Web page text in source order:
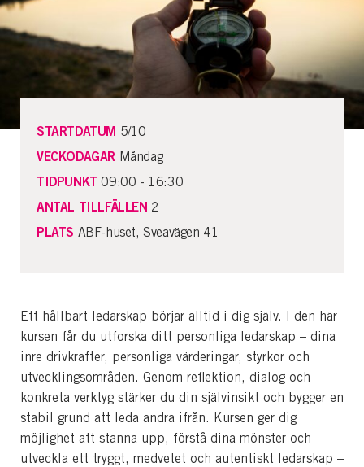
Ett hållbart ledarskap börjar alltid i dig själv. I den här
kursen får du utforska ditt personliga ledarskap – dina
inre drivkrafter, personliga värderingar, styrkor och
utvecklingsområden. Genom reflektion, dialog och
konkreta verktyg stärker du din självinsikt och bygger en
stabil grund att leda andra ifrån. Kursen ger dig
möjlighet att stanna upp, förstå dina mönster och
utveckla ett tryggt, medvetet och autentiskt ledarskap –
STARTDATUM 5/10
VECKODAGAR Måndag
TIDPUNKT 09:00 - 16:30
ANTAL TILLFÄLLEN 2
PLATS ABF-huset, Sveavägen 41